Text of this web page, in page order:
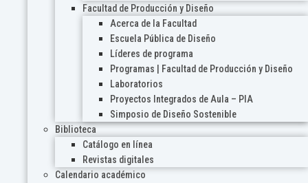
Facultad de Producción y Diseño
Acerca de la Facultad
Escuela Pública de Diseño
Líderes de programa
Programas | Facultad de Producción y Diseño
Laboratorios
Proyectos Integrados de Aula – PIA
Simposio de Diseño Sostenible
Biblioteca
Catálogo en línea
Revistas digitales
Calendario académico